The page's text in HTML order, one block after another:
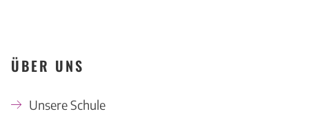
ÜBER UNS
Unsere Schule